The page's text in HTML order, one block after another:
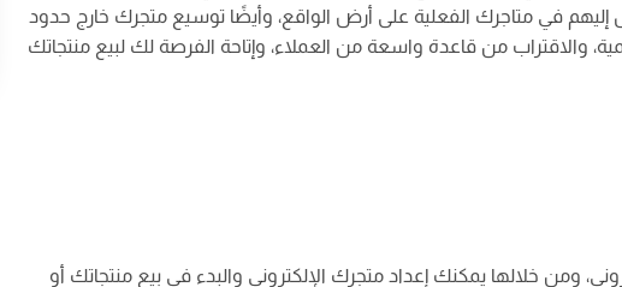
إليهم في متاجرك الفعلية على أرض الواقع، وأيضًا توسيع متجرك خارج حدود
والاقتراب من قاعدة واسعة من العملاء، وإتاحة الفرصة لك لبيع منتجاتك
ومن خلالها يمكنك إعداد متجرك الإلكتروني والبدء في بيع منتجاتك أو